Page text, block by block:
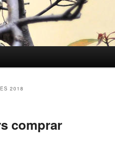
2018
comprar